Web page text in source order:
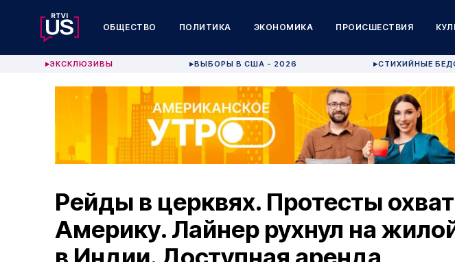
ОБЩЕСТВО ПОЛИТИКА ЭКОНОМИКА ПРОИСШЕСТВИЯ
▶ЭКСКЛЮЗИВЫ ▶ВЫБОРЫ В США - 2026 ▶СТИХИЙНЫЕ
Рейды в церквях. Протесты
Америку. Лайнер рухнул на